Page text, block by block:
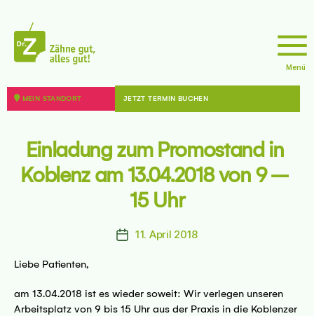
z
Menü
MEIN STANDORT JETZT TERMIN BUCHEN
Einladung zum Promostand in
Koblenz am 13.04.2018 von 9 –
15 Uhr
Beitragsdatum
11. April 2018
Liebe Patienten,
am 13.04.2018 ist es wieder soweit: Wir verlegen unseren
Arbeitsplatz von 9 bis 15 Uhr aus der Praxis in die Koblenzer
- 12099 Berlin